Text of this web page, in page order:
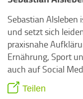
Sebastian
und setzt sich
praxisnahe
Ernährung, Sport
auch auf Social
Teilen